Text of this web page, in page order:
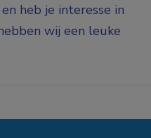
heb je interesse in
wij een leuke